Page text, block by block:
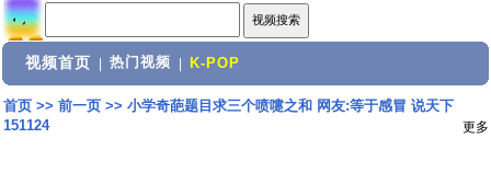
视频首页 热门视频 K-POP
首页>> 前一页>> 小学奇葩题目求三个喷嚏之和 网友:等于感冒 说天下
151124
更多